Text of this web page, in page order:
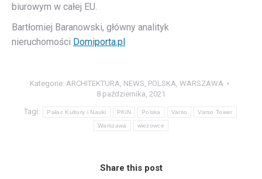
biurowym w całej EU.
Bartłomiej Baranowski, główny analityk
nieruchomości Domiporta.pl
Kategorie: ARCHITEKTURA NEWS POLSKA WARSZAWA
8 października, 2021
Tagi: Pałac Kultury i Nauki PKiN Polska Varso Varso Tower
Warszawa wieżowce
Share this post